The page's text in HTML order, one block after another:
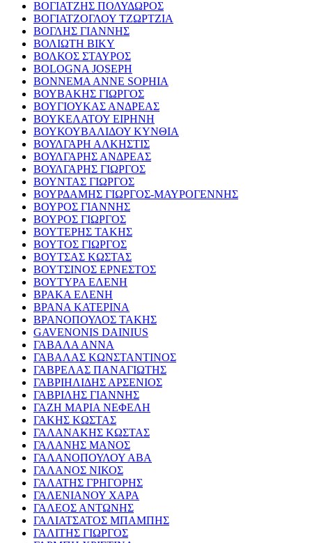
ΒΟΓΙΑΤΖΗΣ ΠΟΛΥΔΩΡΟΣ
ΒΟΓΙΑΤΖΟΓΛΟΥ ΤΖΩΡΤΖΙΑ
ΒΟΓΛΗΣ ΓΙΑΝΝΗΣ
ΒΟΛΙΩΤΗ ΒΙΚΥ
ΒΟΛΚΟΣ ΣΤΑΥΡΟΣ
BOLOGNA JOSEPH
BONNEMA ANNE SOPHIA
ΒΟΥΒΑΚΗΣ ΓΙΩΡΓΟΣ
ΒΟΥΓΙΟΥΚΑΣ ΑΝΔΡΕΑΣ
ΒΟΥΚΕΛΑΤΟΥ ΕΙΡΗΝΗ
ΒΟΥΚΟΥΒΑΛΙΔΟΥ ΚΥΝΘΙΑ
ΒΟΥΛΓΑΡΗ ΑΛΚΗΣΤΙΣ
ΒΟΥΛΓΑΡΗΣ ΑΝΔΡΕΑΣ
ΒΟΥΛΓΑΡΗΣ ΓΙΩΡΓΟΣ
ΒΟΥΝΤΑΣ ΓΙΩΡΓΟΣ
ΒΟΥΡΔΑΜΗΣ ΓΙΩΡΓΟΣ-ΜΑΥΡΟΓΕΝΝΗΣ
ΒΟΥΡΟΣ ΓΙΑΝΝΗΣ
ΒΟΥΡΟΣ ΓΙΩΡΓΟΣ
ΒΟΥΤΕΡΗΣ ΤΑΚΗΣ
ΒΟΥΤΟΣ ΓΙΩΡΓΟΣ
ΒΟΥΤΣΑΣ ΚΩΣΤΑΣ
ΒΟΥΤΣΙΝΟΣ ΕΡΝΕΣΤΟΣ
ΒΟΥΤΥΡΑ ΕΛΕΝΗ
ΒΡΑΚΑ ΕΛΕΝΗ
ΒΡΑΝΑ ΚΑΤΕΡΙΝΑ
ΒΡΑΝΟΠΟΥΛΟΣ ΤΑΚΗΣ
GAVENONIS DAINIUS
ΓΑΒΑΛΑ ΑΝΝΑ
ΓΑΒΑΛΑΣ ΚΩΝΣΤΑΝΤΙΝΟΣ
ΓΑΒΡΕΛΑΣ ΠΑΝΑΓΙΩΤΗΣ
ΓΑΒΡΙΗΛΙΔΗΣ ΑΡΣΕΝΙΟΣ
ΓΑΒΡΙΛΗΣ ΓΙΑΝΝΗΣ
ΓΑΖΗ ΜΑΡΙΑ ΝΕΦΕΛΗ
ΓΑΚΗΣ ΚΩΣΤΑΣ
ΓΑΛΑΝΑΚΗΣ ΚΩΣΤΑΣ
ΓΑΛΑΝΗΣ ΜΑΝΟΣ
ΓΑΛΑΝΟΠΟΥΛΟΥ ΑΒΑ
ΓΑΛΑΝΟΣ ΝΙΚΟΣ
ΓΑΛΑΤΗΣ ΓΡΗΓΟΡΗΣ
ΓΑΛΕΝΙΑΝΟΥ ΧΑΡΑ
ΓΑΛΕΟΣ ΑΝΤΩΝΗΣ
ΓΑΛΙΑΤΣΑΤΟΣ ΜΠΑΜΠΗΣ
ΓΑΛΙΤΗΣ ΓΙΩΡΓΟΣ